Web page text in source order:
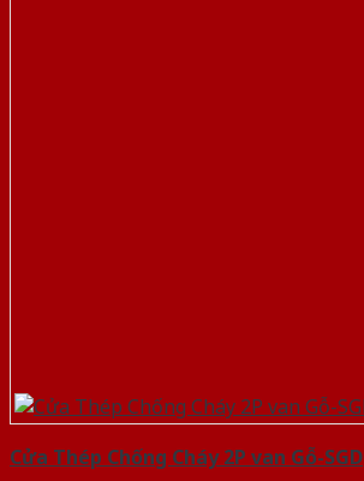
Cửa Thép Chống Cháy 2P van Gỗ-SGD